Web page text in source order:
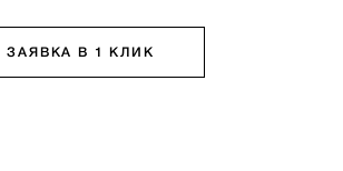
ЗАЯВКА В 1 КЛИК